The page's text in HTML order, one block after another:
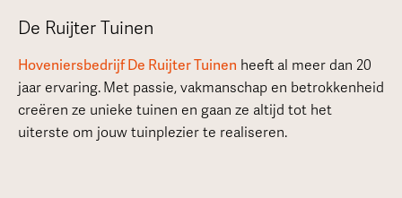
De Ruijter Tuinen
Hoveniersbedrijf De Ruijter Tuinen heeft al meer dan 20
jaar ervaring. Met passie, vakmanschap en betrokkenheid
creëren ze unieke tuinen en gaan ze altijd tot het
uiterste om jouw tuinplezier te realiseren.